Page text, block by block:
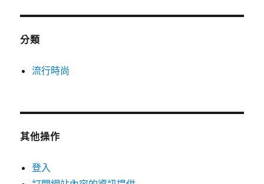
分類
流行時尚
其他操作
登入